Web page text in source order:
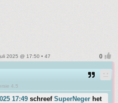
2025 @ 17:50 • 47
4.5
17:49 schreef SuperNeger het